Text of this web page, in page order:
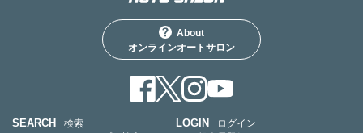
About
オンラインオートサロン
SEARCH
検索
LOGIN
ログイン